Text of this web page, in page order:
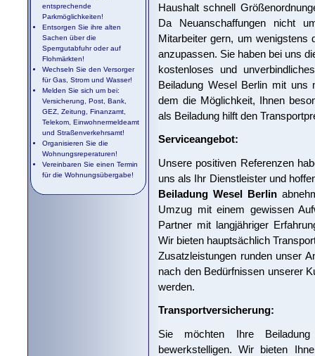
Haushalt schnell
Da Neuanschaffungen nicht
Mitarbeiter gern, um wenigstens
anzupassen. Sie haben bei uns
kostenloses und
Beiladung Wesel Berlin mit uns
dem die Möglichkeit, Ihnen
als Beiladung hilft den
Serviceangebot:
Unsere positiven Referenzen
uns als Ihr Dienstleister und
Beiladung Wesel Berlin
Umzug mit einem gewissen
Partner mit langjähriger
Wir bieten hauptsächlich
Zusatzleistungen runden unser
nach den Bedürfnissen unserer
werden.
Transportversicherung:
Sie möchten Ihre
bewerkstelligen. Wir bieten
entsprechende
Parkmöglichkeiten!
Entsorgen Sie ihre alten
Sachen über die
Sperrgutabfuhr oder auf
Flohmärkten!
Wechseln Sie den Versorger
für Gas, Strom und Wasser!
Melden Sie sich um bei:
Versicherung, Post, Bank,
GEZ, Zeitung, Finanzamt,
Telekom, Einwohnermeldeamt
und Straßenverkehrsamt!
Organisieren Sie die
Wohnungsreperaturen!
Vereinbaren Sie einen Termin
für die Wohnungsübergabe!